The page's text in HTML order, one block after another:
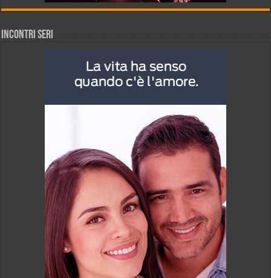
INCONTRI SERI